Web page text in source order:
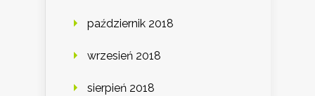
październik 2018
wrzesień 2018
sierpień 2018